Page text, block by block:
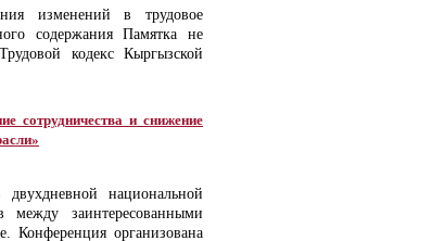
изменений в трудовое
содержания Памятка не
кодекс Кыргызской
сотрудничества и снижение
национальной
между заинтересованными
Конференция организована